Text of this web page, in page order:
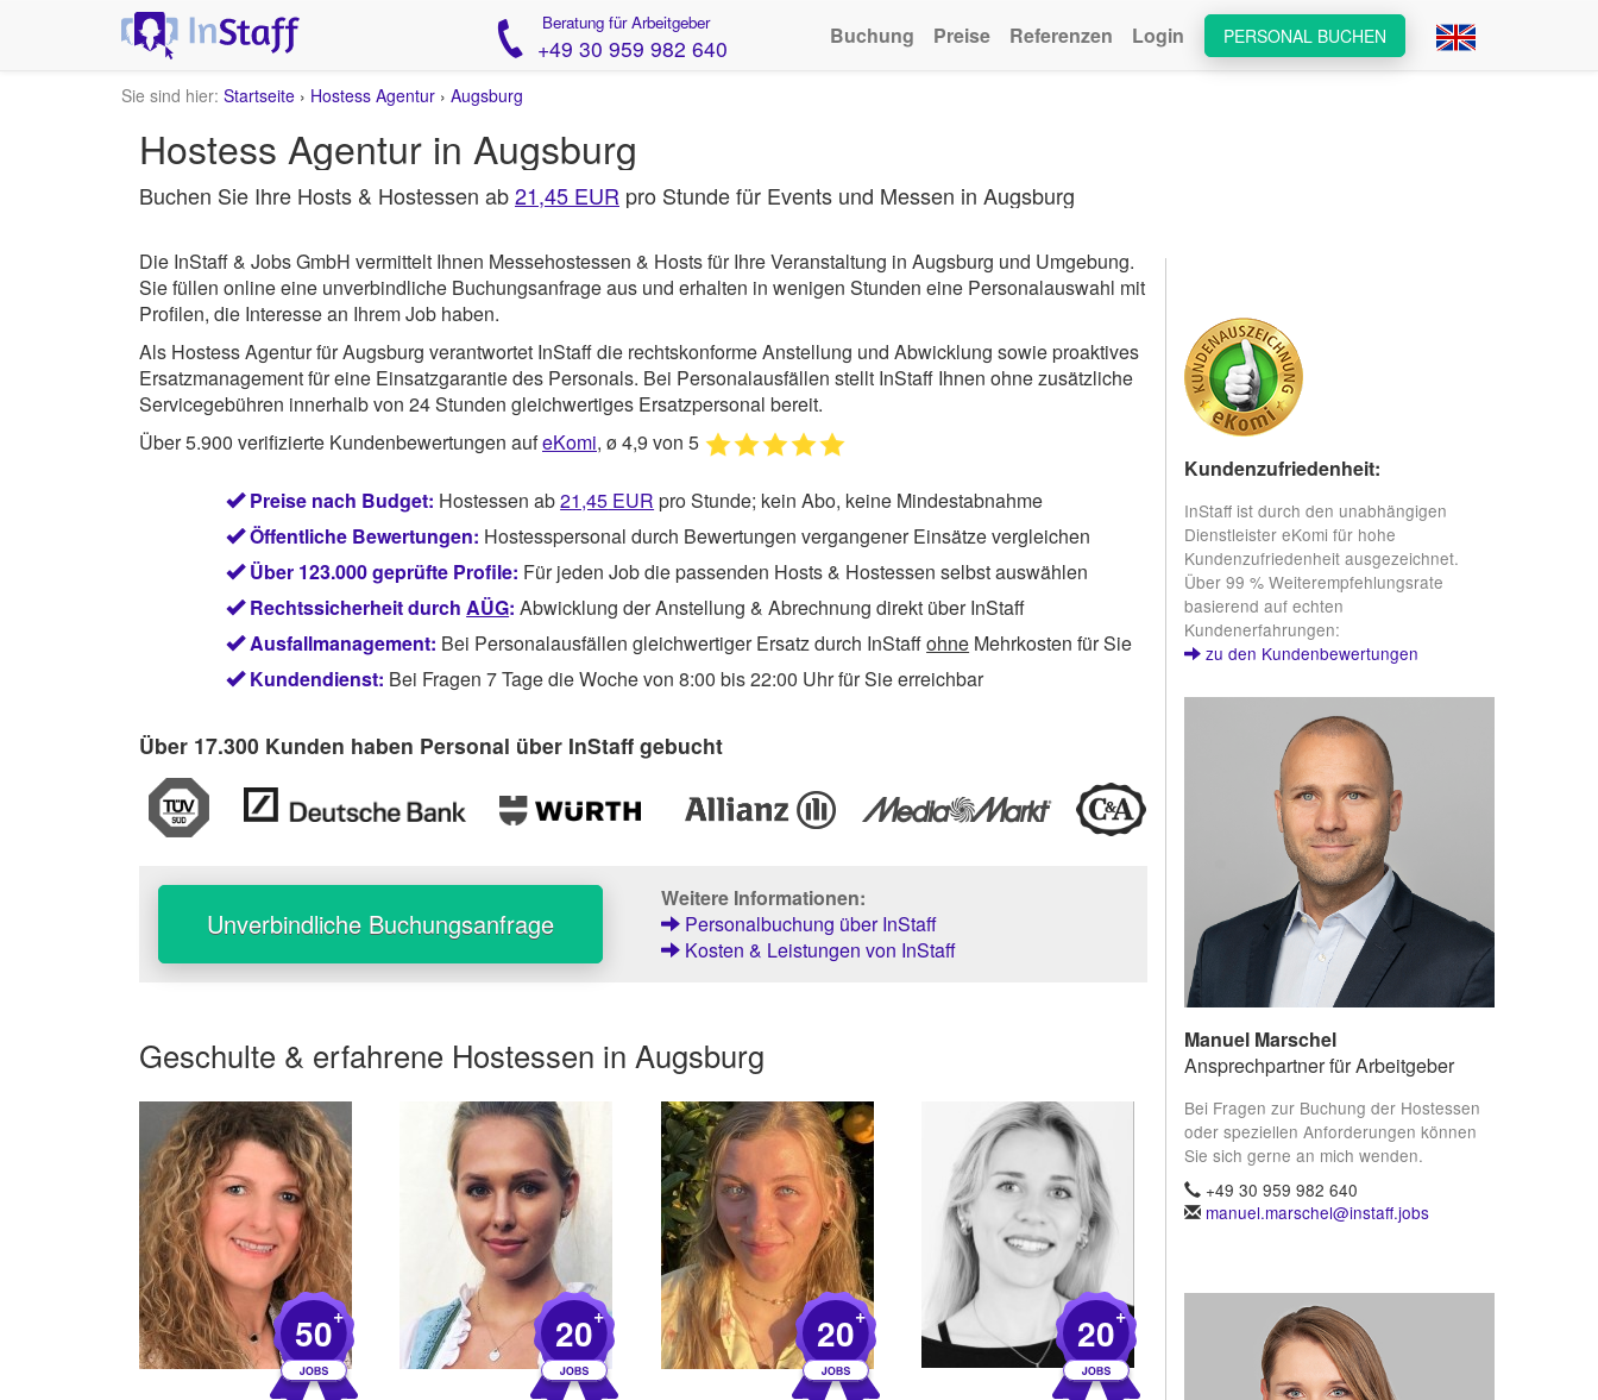
Beratung für Arbeitgeber
+49 30 959 982 640 PERSONAL BUCHEN
Buchung Preise Referenzen Login
Sie sind hier: Startseite › Hostess Agentur › Augsburg
Hostess Agentur in Augsburg
Buchen Sie Ihre Hosts & Hostessen ab21,45 EUR pro Stunde für Events und Messen in Augsburg
Die InStaff & Jobs GmbH vermittelt Ihnen Messehostessen & Hosts für Ihre Veranstaltung in Augsburg und Umgebung.
Sie füllen online eine unverbindliche Buchungsanfrage aus und erhalten in wenigen Stunden eine Personalauswahl mit
Profilen, die Interesse an Ihrem Job haben.
Als Hostess Agentur für Augsburg verantwortet InStaffdie rechtskonforme Anstellung und Abwicklung sowie proaktives
Ersatzmanagement für eine Einsatzgarantie des Personals. Bei Personalausfällen stellt InStaff Ihnen ohne zusätzliche
Servicegebühren innerhalb von 24 Stunden gleichwertiges Ersatzpersonal bereit.
Über 5.900 verifizierte Kundenbewertungen aufeKomi, ø 4,9 von 5
Preise nach Budget: Hostessen ab21,45 EUR pro Stunde; kein Abo, keine Mindestabnahme
Öffentliche Bewertungen: Hostesspersonal durch Bewertungen vergangener Einsätze vergleichen
Über 123.000 geprüfte Profile: Für jeden Job die passenden Hosts & Hostessen selbst auswählen
Rechtssicherheit durchAÜG: Abwicklung der Anstellung & Abrechnung direkt über InStaff
Ausfallmanagement: Bei Personalausfällen gleichwertiger Ersatz durch InStaffohne Mehrkosten für Sie
Kundendienst: Bei Fragen 7 Tage die Woche von 8:00 bis 22:00 Uhr für Sie erreichbar
Über 17.300 Kunden haben Personal über InStaff gebucht
Unverbindliche Buchungsanfrage
Weitere Informationen:
Personalbuchung über InStaff
Kosten & Leistungen von InStaff
Geschulte & erfahrene Hostessen in Augsburg
50+ 20+ 20+ 20+
Kundenzufriedenheit:
InStaff ist durch den unabhängigen
Dienstleister eKomi für hohe
Kundenzufriedenheit ausgezeichnet.
Über 99 % Weiterempfehlungsrate
basierend auf echten
Kundenerfahrungen:
zu den Kundenbewertungen
Manuel Marschel
Ansprechpartner für Arbeitgeber
Bei Fragen zur Buchung der Hostessen
oder speziellen Anforderungen können
Sie sich gerne an mich wenden.
+49 30 959 982 640
manuel.marschel@instaff.jobs